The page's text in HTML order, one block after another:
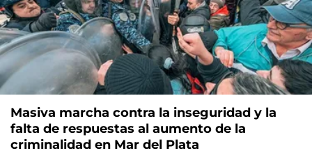
Masiva marcha contra la inseguridad y la
falta de respuestas al aumento de la
criminalidad en Mar del Plata